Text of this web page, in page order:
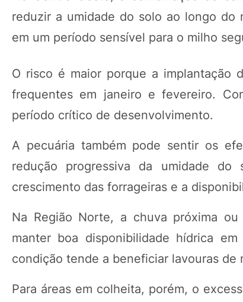
reduzir a umidade do solo ao longo do
em um período sensível para o milho
O risco é maior porque a implantação
frequentes em janeiro e fevereiro.
período crítico de desenvolvimento.
A pecuária também pode sentir os
redução progressiva da umidade
crescimento das forrageiras e a
Na Região Norte, a chuva próxima
manter boa disponibilidade hídrica
condição tende a beneficiar lavouras de
Para áreas em colheita, porém, o